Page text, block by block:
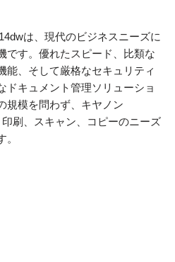
は、現代のビジネスニーズに
です。優れたスピード、比類な
能、そして厳格なセキュリティ
ドキュメント管理ソリューショ
規模を問わず、キヤノン
刷、スキャン、コピーのニーズ